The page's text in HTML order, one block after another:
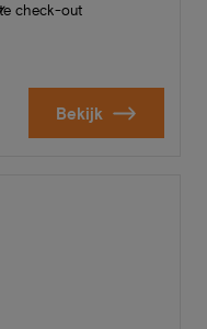
check-out
Bekijk